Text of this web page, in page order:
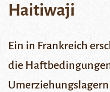
Haitiwaji
Ein in Frankreich
die